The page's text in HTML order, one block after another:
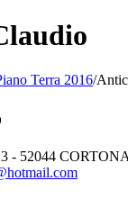
Terra 2016/
- 52044